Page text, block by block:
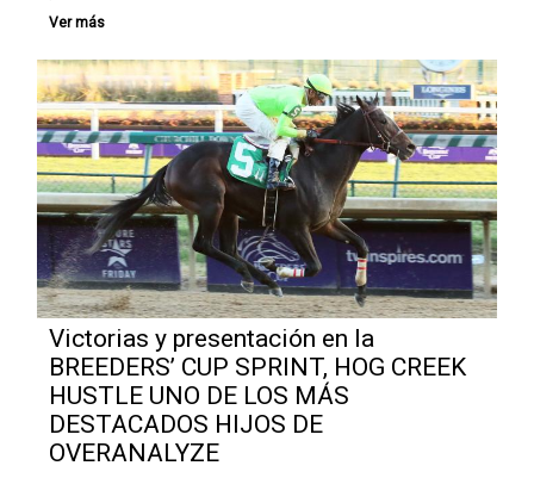
Victorias y presentación en la
BREEDERS’ CUP SPRINT, HOG CREEK
HUSTLE UNO DE LOS MÁS
DESTACADOS HIJOS DE
OVERANALYZE